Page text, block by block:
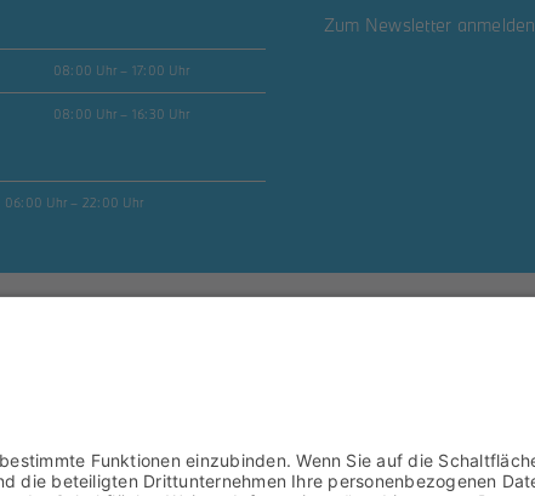
08:00 Uhr – 17:00 Uhr
08:00 Uhr – 16:30 Uhr
06:00 Uhr – 22:00 Uhr
Zum Newsletter anmelden